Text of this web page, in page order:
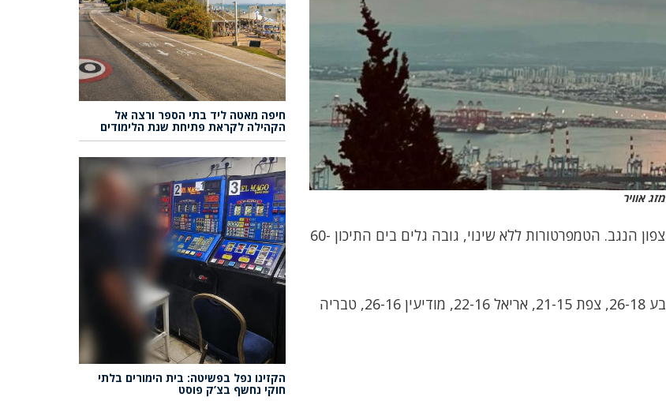
מזג אוויר
מזג אוויר מעונן חלקית עם גשם מקומי בעיקר במרכז ובצפון הנגב. הטמפרטורות ללא שינוי, גובה גלים בים התיכון 60-
בירושלים 22-15. תל אביב 26-20, חיפה 25-19. באר שבע 26-18, צפת 21-15, אריאל 22-16, מודיעין 26-16, טבריה
חיפה מאטה ליד בתי הספר ורצה אל
הקהילה לקראת פתיחת שנת הלימודים
הקזינו נפל בפשיטה: בית הימורים בלתי
חוקי נחשף בצ’ק פוסט